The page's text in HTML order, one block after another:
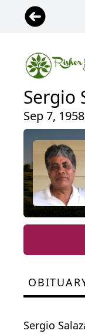
Sergio
Sep 7,
Sergio